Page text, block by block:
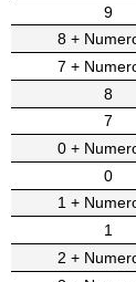
9
8 +
7 +
8
7
0 +
0
1 +
1
2 +